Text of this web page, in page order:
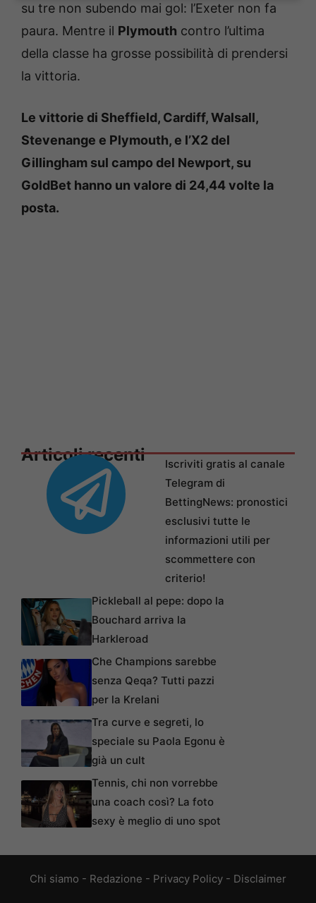
su tre non subendo mai gol: l’Exeter non fa
paura. Mentre il Plymouth contro l’ultima
della classe ha grosse possibilità di prendersi
la vittoria.
Le vittorie di Sheffield, Cardiff, Walsall,
Stevenange e Plymouth, e l’X2 del
Gillingham sul campo del Newport, su
GoldBet hanno un valore di 24,44 volte la
posta.
Articoli recenti
Iscriviti gratis al canale
Telegram di
BettingNews: pronostici
esclusivi tutte le
informazioni utili per
scommettere con
criterio!
Pickleball al pepe: dopo la
Bouchard arriva la
Harkleroad
Che Champions sarebbe
senza Qeqa? Tutti pazzi
per la Krelani
Tra curve e segreti, lo
speciale su Paola Egonu è
già un cult
Tennis, chi non vorrebbe
una coach così? La foto
sexy è meglio di uno spot
Chi siamo - Redazione - Privacy Policy - Disclaimer